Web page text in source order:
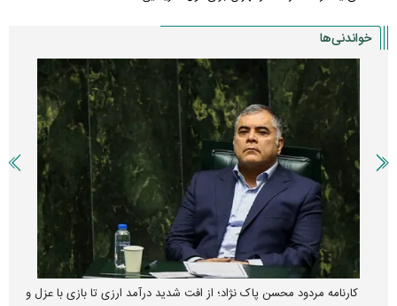
خواندنی‌ها
کارنامه مردود محسن پاک‌ نژاد؛ از افت شدید درآمد ارزی تا بازی با عزل و